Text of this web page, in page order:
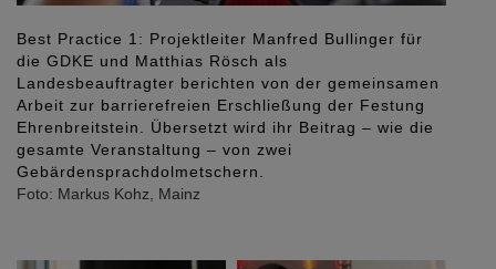
Kristina Oldenburg, moderierte den
Inklusionsnachmittag.
Foto: Markus Kohz, Mainz